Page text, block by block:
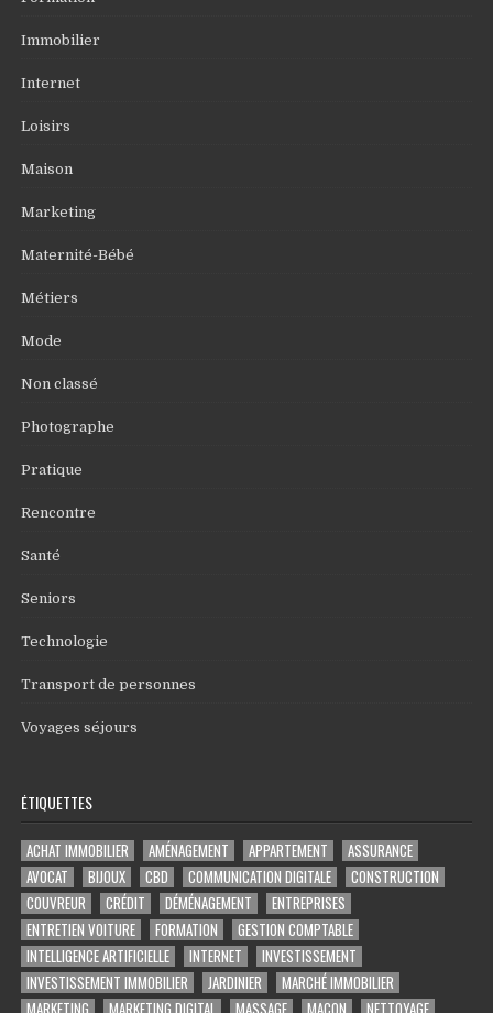
Immobilier
Internet
Loisirs
Maison
Marketing
Maternité-Bébé
Métiers
Mode
Non classé
Photographe
Pratique
Rencontre
Santé
Seniors
Technologie
Transport de personnes
Voyages séjours
ÉTIQUETTES
ACHAT IMMOBILIER AMÉNAGEMENT APPARTEMENT
ASSURANCE
AVOCAT
BIJOUX CBD COMMUNICATION DIGITALE
CONSTRUCTION
COUVREUR
CRÉDIT DÉMÉNAGEMENT
ENTREPRISES
ENTRETIEN VOITURE
FORMATION
GESTION COMPTABLE
INTELLIGENCE ARTIFICIELLE
INTERNET
INVESTISSEMENT
INVESTISSEMENT IMMOBILIER
JARDINIER
MARCHÉ IMMOBILIER